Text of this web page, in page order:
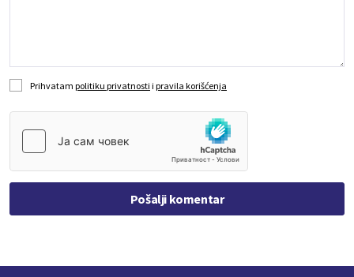
Prihvatam politiku privatnosti i pravila korišćenja
Pošalji komentar